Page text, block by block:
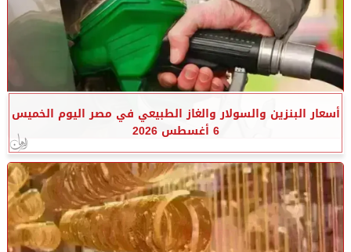
أسعار البنزين والسولار والغاز الطبيعي في مصر اليوم الخميس
6 أغسطس 2026